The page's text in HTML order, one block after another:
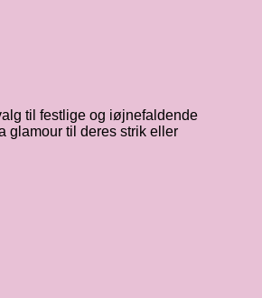
til festlige og iøjnefaldende
glamour til deres strik eller